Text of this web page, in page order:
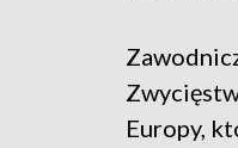
Europy,